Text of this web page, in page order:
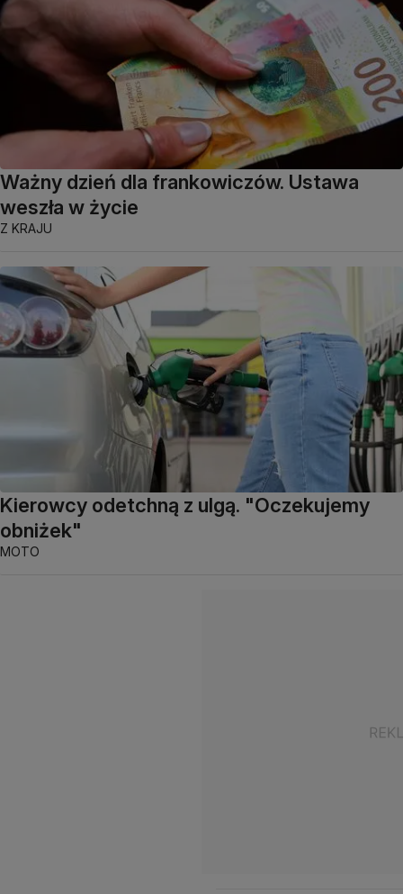
Ważny dzień dla frankowiczów. Ustawa
weszła w życie
Z KRAJU
Kierowcy odetchną z ulgą. "Oczekujemy
obniżek"
MOTO